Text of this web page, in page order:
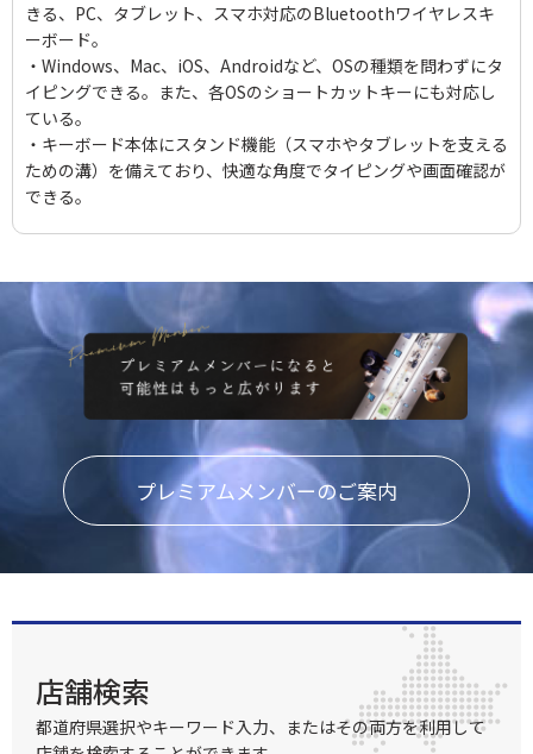
きる、PC、タブレット、スマホ対応のBluetoothワイヤレスキ
ーボード。
・Windows、Mac、iOS、Androidなど、OSの種類を問わずにタ
イピングできる。また、各OSのショートカットキーにも対応し
ている。
・キーボード本体にスタンド機能（スマホやタブレットを支える
ための溝）を備えており、快適な角度でタイピングや画面確認が
できる。
プレミアムメンバーのご案内
店舗検索
都道府県選択やキーワード入力、またはその両方を利用して